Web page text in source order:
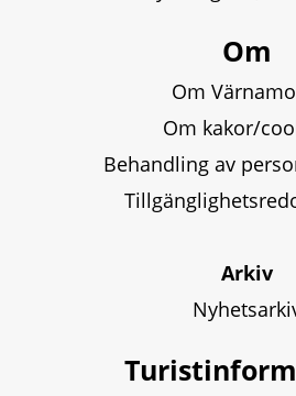
Om
Om
Om kakor/
Behandling av
Arkiv